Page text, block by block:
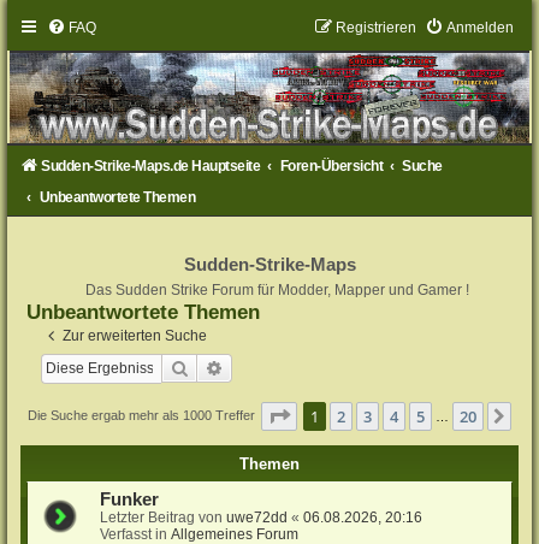
FAQ Anmelden
Registrieren
Sudden-Strike-Maps.de Hauptseite Foren-Übersicht
Suche
Unbeantwortete Themen
Sudden-Strike-Maps
Das Sudden Strike Forum für Modder, Mapper und Gamer !
Unbeantwortete Themen
Zur erweiterten Suche
Suche
Die Suche ergab mehr als 1000 Treffer Seite 1von 20
1 2 3 4 5 20
Themen
Funker
Letzter Beitrag vonuwe72dd «06.08.2026, 20:16
Verfasst inAllgemeines Forum